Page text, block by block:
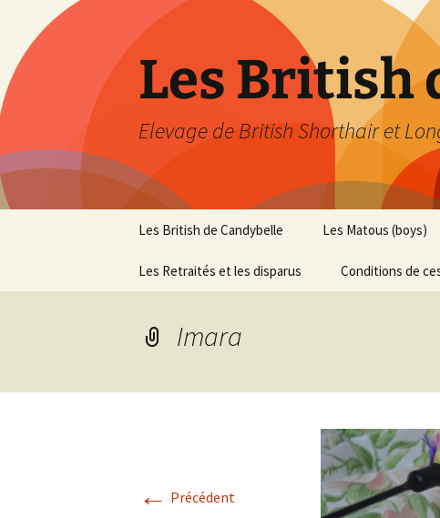
Les British
Elevage de British Shorthair et
contenu
Les British de Candybelle Les Matous (boys)
Les Retraités et les disparus Conditions de
Imara
← Précédent